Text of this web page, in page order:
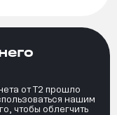
от Т2 прошло
нашим
чтобы облегчить